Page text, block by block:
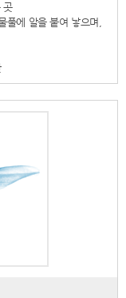
곳
풀에 알을 붙여 낳으며,